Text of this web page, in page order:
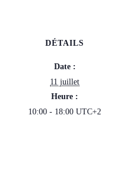
DÉTAILS
Date :
11 juillet
Heure :
10:00 - 18:00 UTC+2